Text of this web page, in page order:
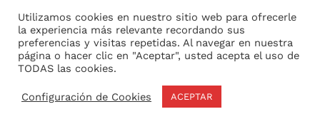
Utilizamos cookies en nuestro sitio web para ofrecerle
la experiencia más relevante recordando sus
preferencias y visitas repetidas. Al navegar en nuestra
página o hacer clic en "Aceptar", usted acepta el uso de
TODAS las cookies.
Configuración de Cookies ACEPTAR